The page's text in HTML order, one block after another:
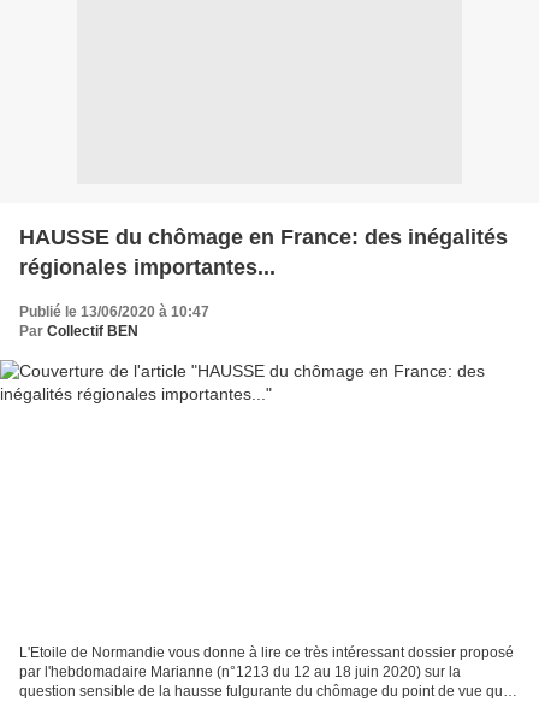
HAUSSE du chômage en France: des inégalités
régionales importantes...
Publié le 13/06/2020 à 10:47
Par Collectif BEN
L'Etoile de Normandie vous donne à lire ce très intéressant dossier proposé
par l'hebdomadaire Marianne (n°1213 du 12 au 18 juin 2020) sur la
question sensible de la hausse fulgurante du chômage du point de vue qui